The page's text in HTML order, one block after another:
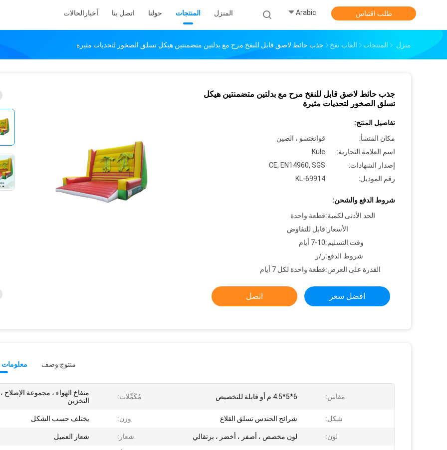
المنزل المنتجات حولنا اتصل بنا أخبار الحالات Arabic طلب اقتباس
منزل المنتجات العاب نفخ جذب حائط لاصق قابل للنفخ مرح مع بدلتين متضمنتين هيكل تسلق الصخور لتحديات مثيرة
جذب حائط لاصق قابل للنفخ مرح مع بدلتين متضمنتين هيكل
تسلق الصخور لتحديات مثيرة
تفاصيل المنتج:
مكان المنشأ:
قوانغتشو ، الصين
اسم العلامة التجارية:
Kule
إصدار الشهادات:
CE, EN14960, SGS
رقم الموديل:
KL-69914
شروط الدفع والشحن:
الحد الأدنى لكمية:قطعة واحدة
الأسعار:قابل للتفاوض
وقت التسليم:7-10 أيام
شروط الدفع:ر/ر
القدرة على العرض:قطعة واحدة لكل 7 أيام
افضل سعر اتصل
معلومات منتوج وصف
مقاس: 6*5*4.5 م أو قابلة للتخصيص مُكَمِّلات:
منفاخ الهواء ، مجموعة
التخزين
شكل: شرائح الحندس تسلق القلاع وزن: يختلف حسب الشكل
لون: لون مخصص ، أصفر ، أخضر ، برتقالي شعار: شعار العميل